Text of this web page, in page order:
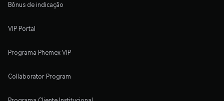
Bônus de indicação
VIP Portal
Programa Phemex VIP
Collaborator Program